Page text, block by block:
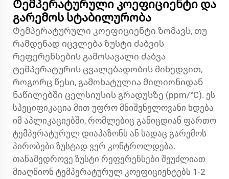
Ტემპერატურული კოეფიციენტი და
გარემოს სტაბილურობა
Ტემპერატურული კოეფიციენტი ზომავს, თუ
რამდენად იცვლება ზუსტი ძაბვის
რეფერენსების გამოსავალი ძაბვა
ტემპერატურის ცვალებადობის მიხედვით,
როგორც წესი, გამოხატულია მილიონიდან
ნაწილებში ცელსიუსის გრადუსზე (ppm/°C). ეს
სპეციფიკაცია მით უფრო მნიშვნელოვანი ხდება
იმ აპლიკაციებში, რომლებიც განიცდიან ფართო
ტემპერატურულ დიაპაზონს ან სადაც გარემოს
პირობები ზუსტად ვერ კონტროლდება.
თანამედროვე ზუსტი რეფერენსები შეუძლიათ
მიაღწიონ ტემპერატურულ კოეფიციენტებს 1-2